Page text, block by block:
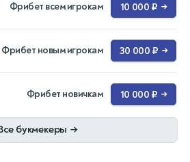
Фрибет всем игрокам 10 000 ₽ →
Фрибет новым игрокам 30 000 ₽ →
Фрибет новичкам 10 000 ₽ →
букмекеры →